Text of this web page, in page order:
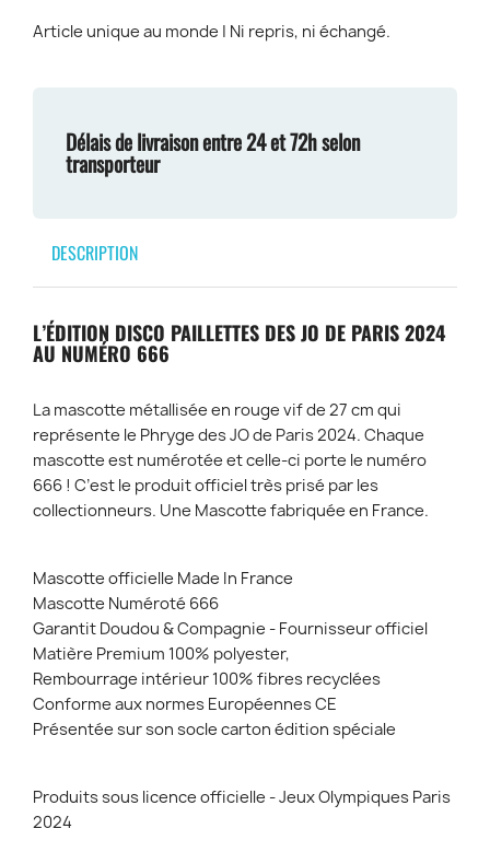
Article unique au monde | Ni repris, ni échangé.
Délais de livraison entre 24 et 72h selon
transporteur
DESCRIPTION
L’ÉDITION DISCO PAILLETTES DES JO DE PARIS 2024
AU NUMÉRO 666
La mascotte métallisée en rouge vif de 27 cm qui
représente le Phryge des JO de Paris 2024. Chaque
mascotte est numérotée et celle-ci porte le numéro
666 ! C’est le produit officiel très prisé par les
collectionneurs. Une Mascotte fabriquée en France.
Mascotte officielle Made In France
Mascotte Numéroté 666
Garantit Doudou & Compagnie - Fournisseur officiel
Matière Premium 100% polyester,
Rembourrage intérieur 100% fibres recyclées
Conforme aux normes Européennes CE
Présentée sur son socle carton édition spéciale
Produits sous licence officielle - Jeux Olympiques Paris
2024